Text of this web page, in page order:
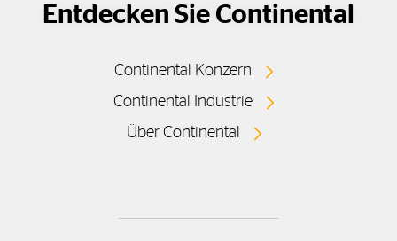
Entdecken Sie Continental
Continental Konzern
Continental Industrie
Über Continental